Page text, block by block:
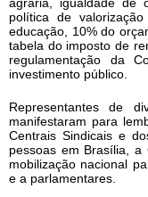
política de
educação, 10% do
tabela do imposto de
regulamentação da
investimento público.
Representantes de
manifestaram para
Centrais Sindicais e
pessoas em Brasília,
mobilização nacional
e a parlamentares.